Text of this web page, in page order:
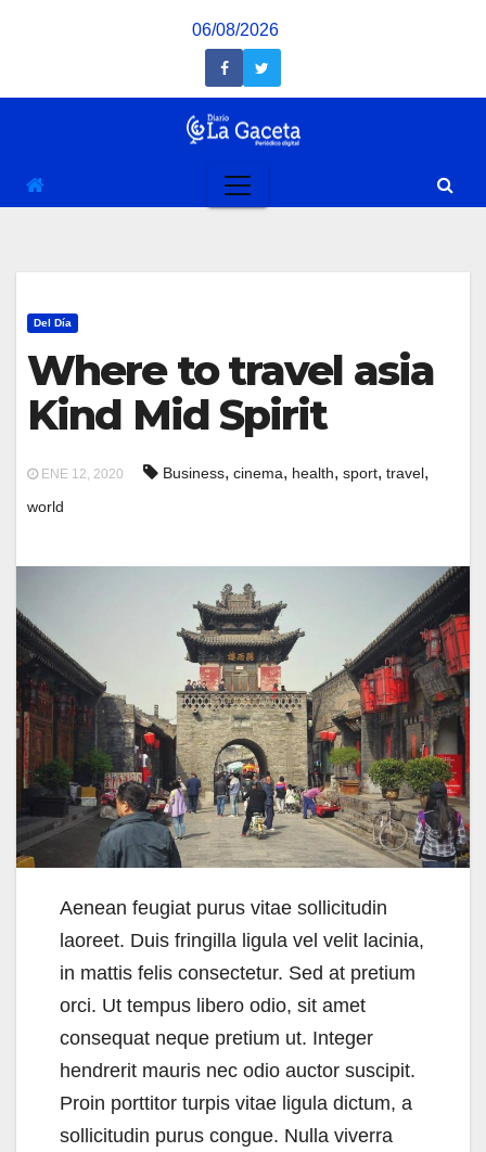
06/08/2026
Del Día
Where to travel asia
Kind Mid Spirit
ENE 12, 2020 Business, cinema, health, sport, travel,
world
Aenean feugiat purus vitae sollicitudin
laoreet. Duis fringilla ligula vel velit lacinia,
in mattis felis consectetur. Sed at pretium
orci. Ut tempus libero odio, sit amet
consequat neque pretium ut. Integer
hendrerit mauris nec odio auctor suscipit.
Proin porttitor turpis vitae ligula dictum, a
sollicitudin purus congue. Nulla viverra